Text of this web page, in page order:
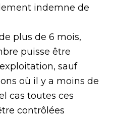
indemne de
plus de 6 mois,
puisse être
sauf
où il y a moins de
cas toutes ces
contrôlées